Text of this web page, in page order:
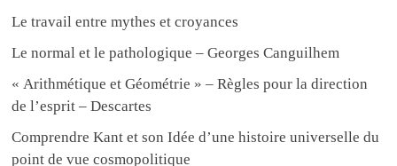
Le travail entre mythes et croyances
Le normal et le pathologique – Georges Canguilhem
« Arithmétique et Géométrie » – Règles pour la direction
de l’esprit – Descartes
Comprendre Kant et son Idée d’une histoire universelle du
point de vue cosmopolitique